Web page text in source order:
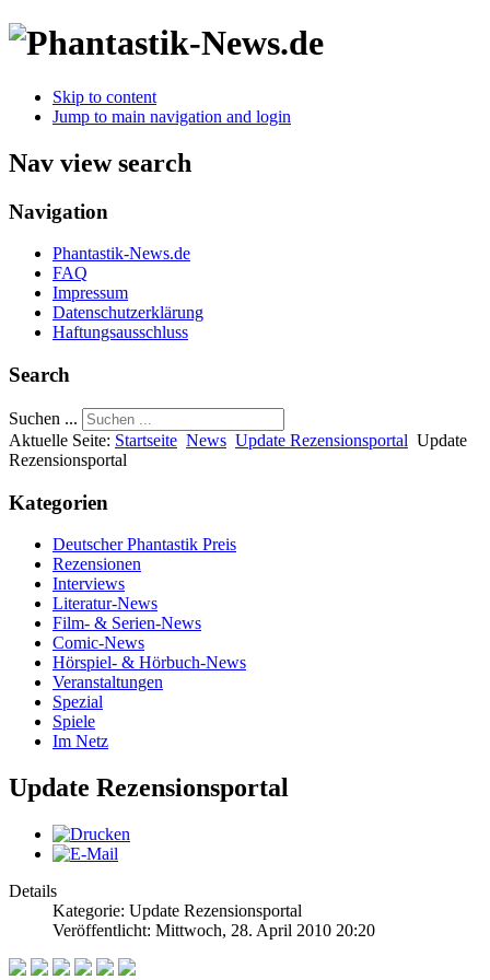
Skip to content
Jump to main navigation and login
Nav view search
Navigation
Phantastik-News.de
FAQ
Impressum
Datenschutzerklärung
Haftungsausschluss
Search
Suchen ...
Aktuelle Seite: Startseite News Update Rezensionsportal Update
Rezensionsportal
Kategorien
Deutscher Phantastik Preis
Rezensionen
Interviews
Literatur-News
Film- & Serien-News
Comic-News
Hörspiel- & Hörbuch-News
Veranstaltungen
Spezial
Spiele
Im Netz
Update Rezensionsportal
Details
Kategorie: Update Rezensionsportal
Veröffentlicht: Mittwoch, 28. April 2010 20:20